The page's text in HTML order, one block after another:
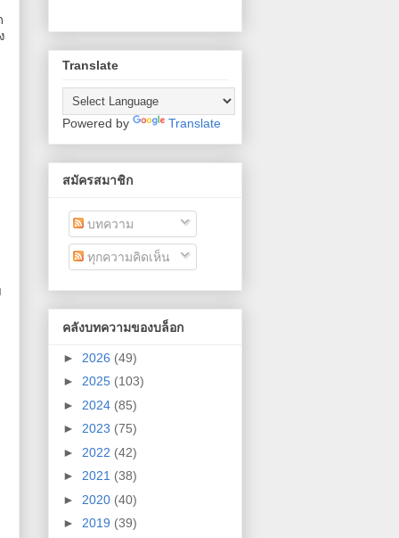
Translate
Powered by Translate
สมัครสมาชิก
บทความ
ทุกความคิดเห็น
คลังบทความของบล็อก
► 2026 (49)
► 2025 (103)
► 2024 (85)
► 2023 (75)
► 2022 (42)
► 2021 (38)
► 2020 (40)
► 2019 (39)